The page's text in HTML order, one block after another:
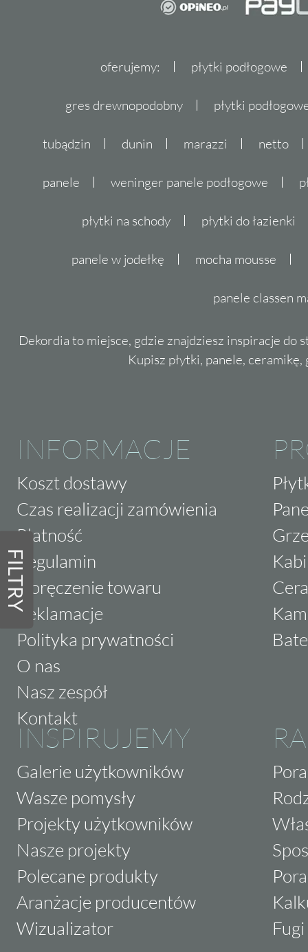
FILTRY
oferujemy: płytki podłogowe
gres drewnopodobny płytki
tubądzin dunin marazzi netto
panele weninger panele podłogowe
płytki na schody płytki do łazienki
panele w jodełkę mocha mousse
panele classen
Dekordia to miejsce, gdzie znajdziesz inspiracje do
Kupisz płytki, panele,
INFORMACJE
Koszt dostawy
Czas realizacji zamówienia
Płatność
Regulamin
Doręczenie towaru
Reklamacje
Polityka prywatności
O nas
Nasz zespół
Kontakt
INSPIRUJEMY
Galerie użytkowników
Wasze pomysły
Projekty użytkowników
Nasze projekty
Polecane produkty
Aranżacje producentów
Wizualizator